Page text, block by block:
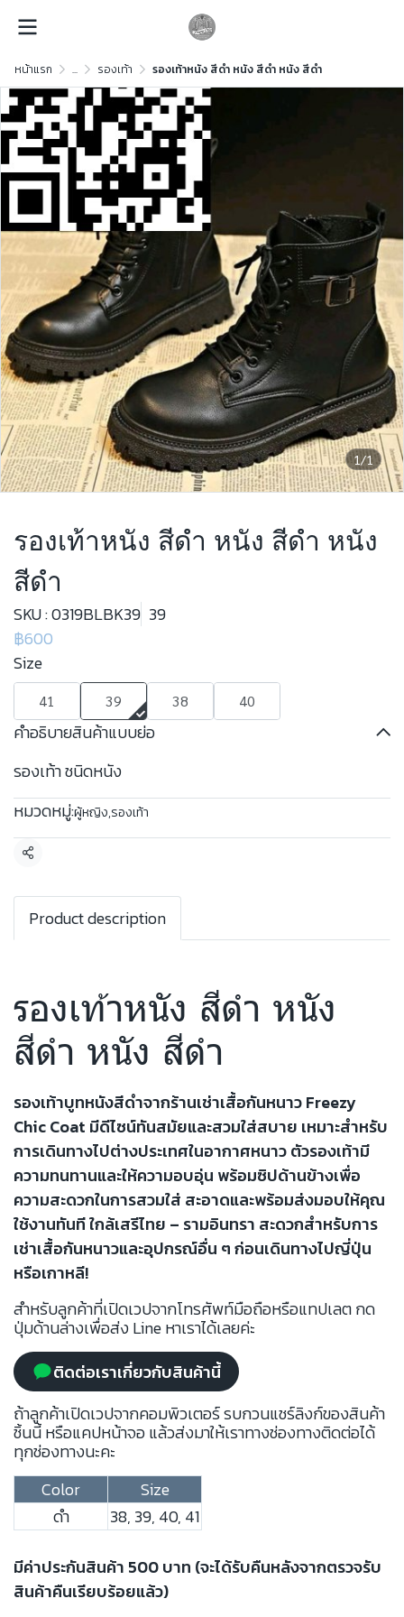
หน้าแรก ... รองเท้า รองเท้าหนัง สีดำ หนัง สีดำ หนัง สีดำ
1/1
รองเท้าหนัง สีดำ หนัง สีดำ หนัง
สีดำ
SKU : 0319BLBK39 39
฿600
Size
41 39 38 40
คำอธิบายสินค้าแบบย่อ
รองเท้า ชนิดหนัง
หมวดหมู่:ผู้หญิง,รองเท้า
แชร์
Product description
รองเท้าหนัง สีดำ หนัง
สีดำ หนัง สีดำ
รองเท้าบูทหนังสีดำจากร้านเช่าเสื้อกันหนาว Freezy
Chic Coat มีดีไซน์ทันสมัยและสวมใส่สบาย เหมาะสำหรับ
การเดินทางไปต่างประเทศในอากาศหนาว ตัวรองเท้ามี
ความทนทานและให้ความอบอุ่น พร้อมซิปด้านข้างเพื่อ
ความสะดวกในการสวมใส่ สะอาดและพร้อมส่งมอบให้คุณ
ใช้งานทันที ใกล้เสรีไทย – รามอินทรา สะดวกสำหรับการ
เช่าเสื้อกันหนาวและอุปกรณ์อื่น ๆ ก่อนเดินทางไปญี่ปุ่น
หรือเกาหลี!
สำหรับลูกค้าที่เปิดเวปจากโทรศัพท์มือถือหรือแทปเลต กด
ปุ่มด้านล่างเพื่อส่ง Line หาเราได้เลยค่ะ
ติดต่อเราเกี่ยวกับสินค้านี้
ถ้าลูกค้าเปิดเวปจากคอมพิวเตอร์ รบกวนแชร์ลิงก์ของสินค้า
ชิ้นนี้ หรือแคปหน้าจอ แล้วส่งมาให้เราทางช่องทางติดต่อได้
ทุกช่องทางนะคะ
Color
Size
ดำ
38, 39, 40, 41
มีค่าประกันสินค้า 500 บาท (จะได้รับคืนหลังจากตรวจรับ
สินค้าคืนเรียบร้อยแล้ว)